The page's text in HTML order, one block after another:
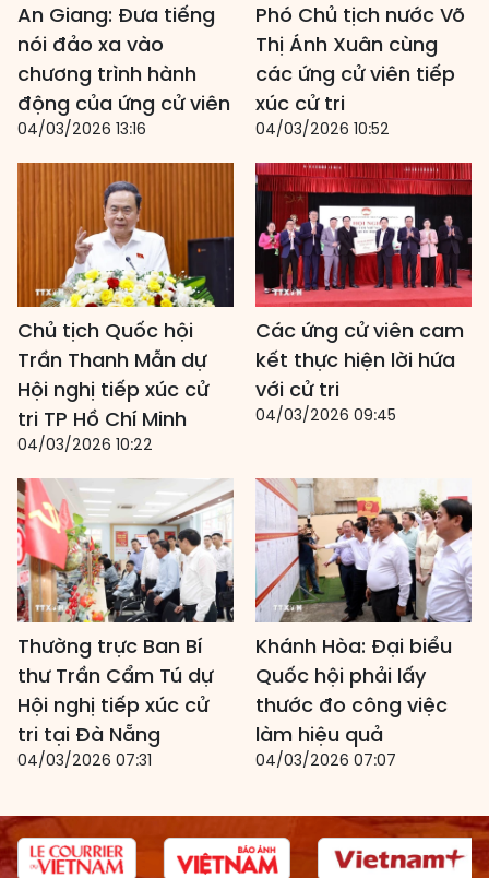
An Giang: Đưa tiếng
nói đảo xa vào
chương trình hành
động của ứng cử viên
04/03/2026 13:16
Phó Chủ tịch nước Võ
Thị Ánh Xuân cùng
các ứng cử viên tiếp
xúc cử tri
04/03/2026 10:52
Chủ tịch Quốc hội
Trần Thanh Mẫn dự
Hội nghị tiếp xúc cử
tri TP Hồ Chí Minh
04/03/2026 10:22
Các ứng cử viên cam
kết thực hiện lời hứa
với cử tri
04/03/2026 09:45
Thường trực Ban Bí
thư Trần Cẩm Tú dự
Hội nghị tiếp xúc cử
tri tại Đà Nẵng
04/03/2026 07:31
Khánh Hòa: Đại biểu
Quốc hội phải lấy
thước đo công việc
làm hiệu quả
04/03/2026 07:07